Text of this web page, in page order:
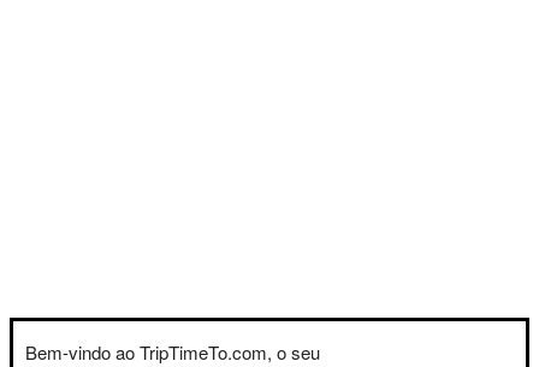
Bem-vindo ao TripTimeTo.com, o seu